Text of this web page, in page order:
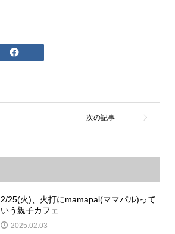
2/25(火)、火打にmamapal(ママパル)って
いう親子カフェ...
2025.02.03